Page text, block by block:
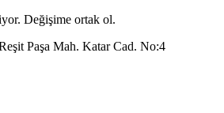
Değişime ortak ol.
Paşa Mah. Katar Cad. No:4